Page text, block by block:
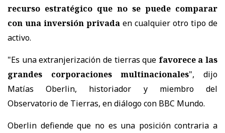
recurso estratégico que no se puede comparar
con una inversión privada en cualquier otro tipo de
activo.
"Es una extranjerización de tierras que favorece a las
grandes corporaciones multinacionales", dijo
Matías Oberlin, historiador y miembro del
Observatorio de Tierras, en diálogo con BBC Mundo.
Oberlin defiende que no es una posición contraria a